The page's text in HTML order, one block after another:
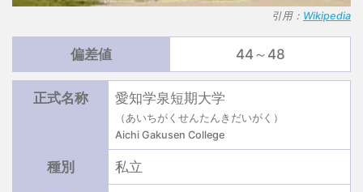
引用： Wikipedia
偏差値 44～48
正式名称 愛知学泉短期大学
（あいちがくせんたんきだいがく）
Aichi Gakusen College
種別 私立